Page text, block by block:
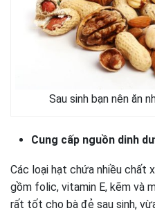
Sau sinh bạn nên ăn
Cung cấp nguồn dinh
Các loại hạt chứa nhiều chất
gồm folic, vitamin E, kẽm và
rất tốt cho bà đẻ sau sinh,